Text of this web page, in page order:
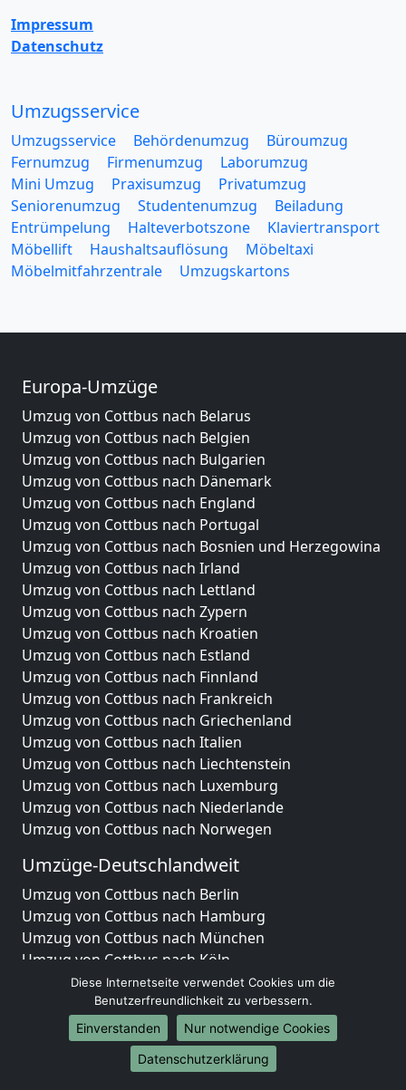
Impressum
Datenschutz
Umzugsservice
Umzugsservice Behördenumzug
Büroumzug
Fernumzug
Firmenumzug
Laborumzug
Mini Umzug
Praxisumzug
Privatumzug
Seniorenumzug
Studentenumzug
Beiladung
Entrümpelung
Halteverbotszone
Klaviertransport
Möbellift
Haushaltsauflösung
Möbeltaxi
Möbelmitfahrzentrale
Umzugskartons
Europa-Umzüge
Umzug von Cottbus nach Belarus
Umzug von Cottbus nach Belgien
Umzug von Cottbus nach Bulgarien
Umzug von Cottbus nach Dänemark
Umzug von Cottbus nach England
Umzug von Cottbus nach Portugal
Umzug von Cottbus nach Bosnien und Herzegowina
Umzug von Cottbus nach Irland
Umzug von Cottbus nach Lettland
Umzug von Cottbus nach Zypern
Umzug von Cottbus nach Kroatien
Umzug von Cottbus nach Estland
Umzug von Cottbus nach Finnland
Umzug von Cottbus nach Frankreich
Umzug von Cottbus nach Griechenland
Umzug von Cottbus nach Italien
Umzug von Cottbus nach Liechtenstein
Umzug von Cottbus nach Luxemburg
Umzug von Cottbus nach Niederlande
Umzug von Cottbus nach Norwegen
Umzüge-Deutschlandweit
Umzug von Cottbus nach Berlin
Umzug von Cottbus nach Hamburg
Umzug von Cottbus nach München
Umzug von Cottbus nach Köln
Umzug von Cottbus nach Frankfurt am Main
Umzug von Cottbus nach Stuttgart
Umzug von Cottbus nach Düsseldorf
Umzug von Cottbus nach Leipzig
Umzug von Cottbus nach Dortmund
Diese Internetseite verwendet Cookies um die
Benutzerfreundlichkeit zu verbessern.
Einverstanden
Nur notwendige Cookies
Datenschutzerklärung